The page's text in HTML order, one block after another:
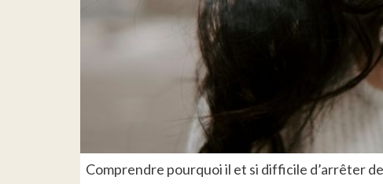
Comprendre pourquoi il et si difficile d’arrêter